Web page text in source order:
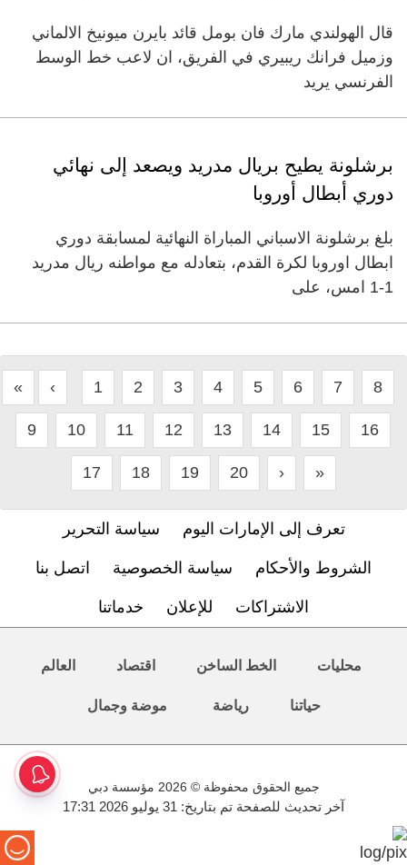
قال الهولندي مارك فان بومل قائد بايرن ميونيخ الالماني
وزميل فرانك ريبيري في الفريق، ان لاعب خط الوسط
الفرنسي يريد
برشلونة يطيح بريال مدريد ويصعد إلى نهائي
دوري أبطال أوروبا
بلغ برشلونة الاسباني المباراة النهائية لمسابقة دوري
ابطال اوروبا لكرة القدم، بتعادله مع مواطنه ريال مدريد
1-1 امس، على
« ‹ 1 2 3 4 5 6 7 8
9 10 11 12 13 14 15 16
17 18 19 20 › »
تعرف إلى الإمارات اليوم سياسة التحرير
الشروط والأحكام سياسة الخصوصية اتصل بنا
الاشتراكات للإعلان خدماتنا
محليات الخط الساخن اقتصاد العالم
حياتنا رياضة موضة وجمال
جميع الحقوق محفوظة © 2026 مؤسسة دبي
آخر تحديث للصفحة تم بتاريخ: 31 يوليو 2026 17:31